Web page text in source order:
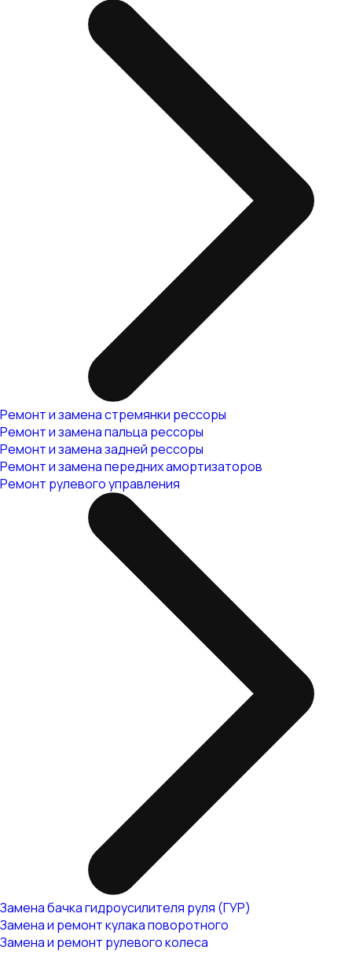
Ремонт и замена стремянки рессоры
Ремонт и замена пальца рессоры
Ремонт и замена задней рессоры
Ремонт и замена передних амортизаторов
Ремонт рулевого управления
Замена бачка гидроусилителя руля (ГУР)
Замена и ремонт кулака поворотного
Замена и ремонт рулевого колеса